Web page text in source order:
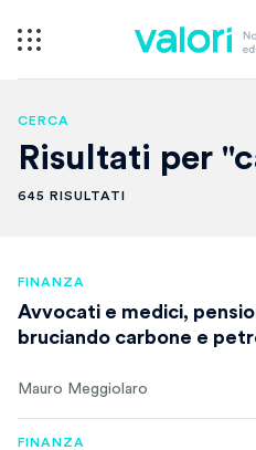
CERCA
Risultati per
645 RISULTATI
FINANZA
Avvocati e medici,
bruciando carbone e
Mauro Meggiolaro
FINANZA